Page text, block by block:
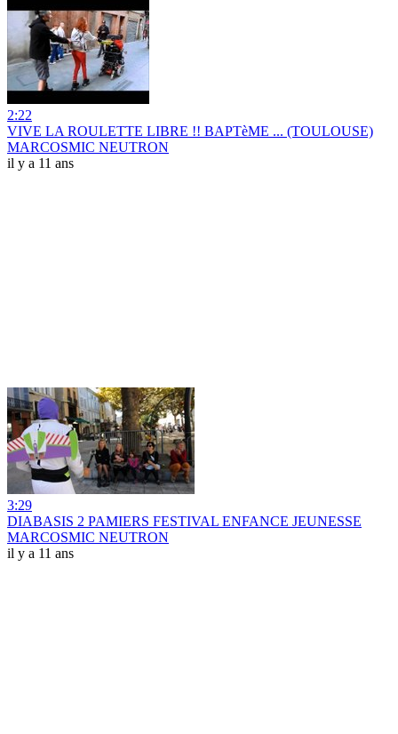
2:22
VIVE LA ROULETTE LIBRE !! BAPTèME ... (TOULOUSE)
MARCOSMIC NEUTRON
il y a 11 ans
3:29
DIABASIS 2 PAMIERS FESTIVAL ENFANCE JEUNESSE
MARCOSMIC NEUTRON
il y a 11 ans